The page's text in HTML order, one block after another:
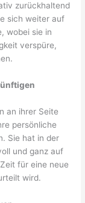
zurückhaltend
sich weiter auf
wobei sie in
verspüre,
an ihrer Seite
persönliche
Sie hat in der
und ganz auf
für eine neue
wird.